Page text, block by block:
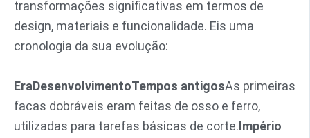
transformações significativas em termos de
design, materiais e funcionalidade. Eis uma
cronologia da sua evolução:
EraDesenvolvimentoTempos antigosAs primeiras
facas dobráveis eram feitas de osso e ferro,
utilizadas para tarefas básicas de corte.Império